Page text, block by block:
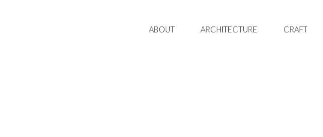
ABOUT ARCHITECTURE CRAFT